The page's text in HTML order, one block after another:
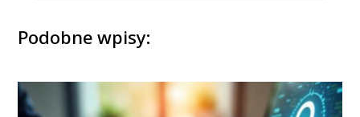
Podobne wpisy: